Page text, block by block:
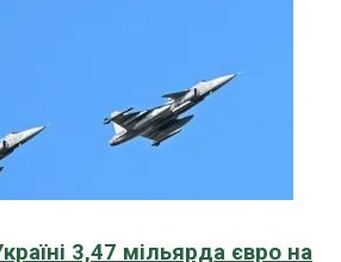
3,47 мільярда євро на